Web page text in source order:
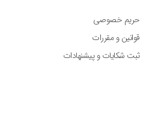
حریم خصوصی
قوانین و مقررات
ثبت شکایات و پیشنهادات